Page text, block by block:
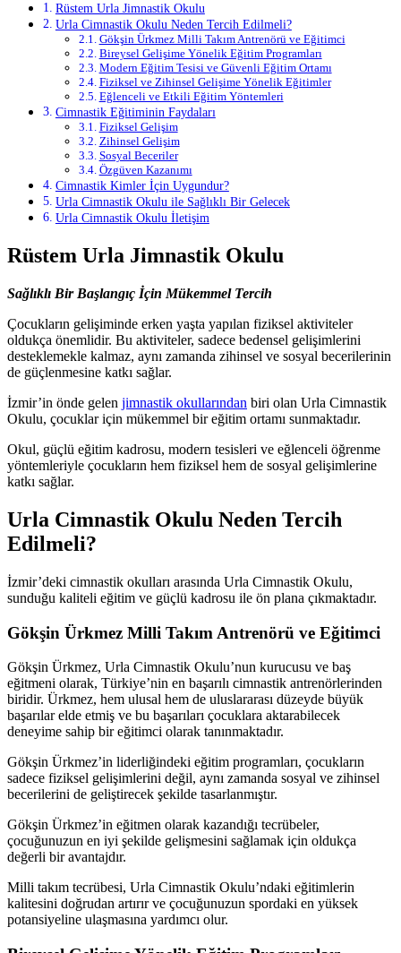
Rüstem Urla Jimnastik Okulu
Urla Cimnastik Okulu Neden Tercih Edilmeli?
Gökşin Ürkmez Milli Takım Antrenörü ve Eğitimci
Bireysel Gelişime Yönelik Eğitim Programları
Modern Eğitim Tesisi ve Güvenli Eğitim Ortamı
Fiziksel ve Zihinsel Gelişime Yönelik Eğitimler
Eğlenceli ve Etkili Eğitim Yöntemleri
Cimnastik Eğitiminin Faydaları
Fiziksel Gelişim
Zihinsel Gelişim
Sosyal Beceriler
Özgüven Kazanımı
Cimnastik Kimler İçin Uygundur?
Urla Cimnastik Okulu ile Sağlıklı Bir Gelecek
Urla Cimnastik Okulu İletişim
Rüstem Urla Jimnastik Okulu
Sağlıklı Bir Başlangıç İçin Mükemmel Tercih
Çocukların gelişiminde erken yaşta yapılan fiziksel aktiviteler
oldukça önemlidir. Bu aktiviteler, sadece bedensel gelişimlerini
desteklemekle kalmaz, aynı zamanda zihinsel ve sosyal becerilerinin
de güçlenmesine katkı sağlar.
İzmir’in önde gelen jimnastik okullarından biri olan Urla Cimnastik
Okulu, çocuklar için mükemmel bir eğitim ortamı sunmaktadır.
Okul, güçlü eğitim kadrosu, modern tesisleri ve eğlenceli öğrenme
yöntemleriyle çocukların hem fiziksel hem de sosyal gelişimlerine
katkı sağlar.
Urla Cimnastik Okulu Neden Tercih
Edilmeli?
İzmir’deki cimnastik okulları arasında Urla Cimnastik Okulu,
sunduğu kaliteli eğitim ve güçlü kadrosu ile ön plana çıkmaktadır.
Gökşin Ürkmez Milli Takım Antrenörü ve Eğitimci
Gökşin Ürkmez, Urla Cimnastik Okulu’nun kurucusu ve baş
eğitmeni olarak, Türkiye’nin en başarılı cimnastik antrenörlerinden
biridir. Ürkmez, hem ulusal hem de uluslararası düzeyde büyük
başarılar elde etmiş ve bu başarıları çocuklara aktarabilecek
deneyime sahip bir eğitimci olarak tanınmaktadır.
Gökşin Ürkmez’in liderliğindeki eğitim programları, çocukların
sadece fiziksel gelişimlerini değil, aynı zamanda sosyal ve zihinsel
becerilerini de geliştirecek şekilde tasarlanmıştır.
Gökşin Ürkmez’in eğitmen olarak kazandığı tecrübeler,
çocuğunuzun en iyi şekilde gelişmesini sağlamak için oldukça
değerli bir avantajdır.
Milli takım tecrübesi, Urla Cimnastik Okulu’ndaki eğitimlerin
kalitesini doğrudan artırır ve çocuğunuzun spordaki en yüksek
potansiyeline ulaşmasına yardımcı olur.